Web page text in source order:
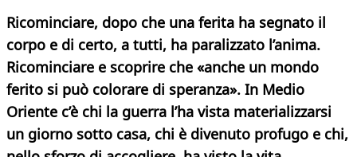
Ricominciare, dopo che una ferita ha segnato il
corpo e di certo, a tutti, ha paralizzato l’anima.
Ricominciare e scoprire che «anche un mondo
ferito si può colorare di speranza». In Medio
Oriente c’è chi la guerra l’ha vista materializzarsi
un giorno sotto casa, chi è divenuto profugo e chi,